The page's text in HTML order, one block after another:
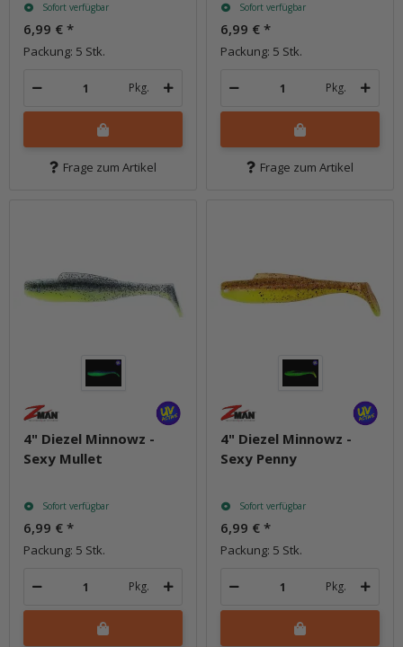
Sofort verfügbar
6,99 € *
Packung: 5 Stk.
Pkg.
Frage zum Artikel
Sofort verfügbar
6,99 € *
Packung: 5 Stk.
Pkg.
Frage zum Artikel
4" Diezel Minnowz -
Sexy Mullet
Sofort verfügbar
6,99 € *
Packung: 5 Stk.
Pkg.
4" Diezel Minnowz -
Sexy Penny
Sofort verfügbar
6,99 € *
Packung: 5 Stk.
Pkg.